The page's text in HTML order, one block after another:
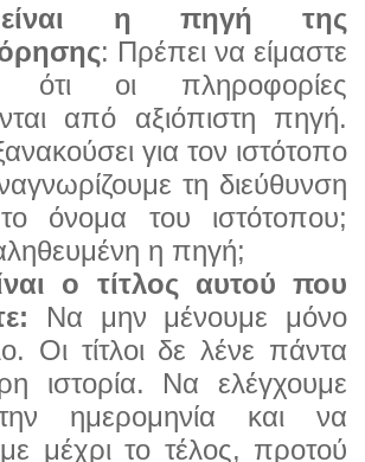
η πηγή της
: Πρέπει να είμαστε
ότι οι πληροφορίες
από αξιόπιστη πηγή.
για τον ιστότοπο
τη διεύθυνση
όνομα του ιστότοπου;
η πηγή;
ο τίτλος αυτού που
Να μην μένουμε μόνο
Οι τίτλοι δε λένε πάντα
ιστορία. Να ελέγχουμε
ημερομηνία και να
μέχρι το τέλος, προτού